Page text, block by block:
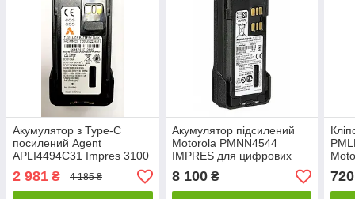
Акумулятор з Type-С
посилений Agent
APLI4494C31 Impres 3100
DP4400e/DP4600e/DP4800e
2 981 ₴ 4 185 ₴
Акумулятор підсилений
Motorola PMNN4544
IMPRES для цифрових
DP2400/DP4400/DP4600/DP4800
8 100₴ 720